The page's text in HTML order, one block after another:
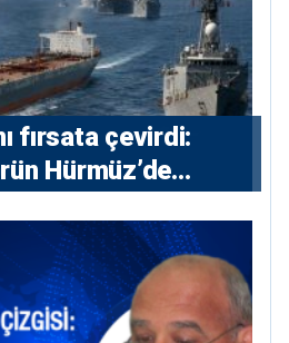
fırsata çevirdi:
Hürmüz’de